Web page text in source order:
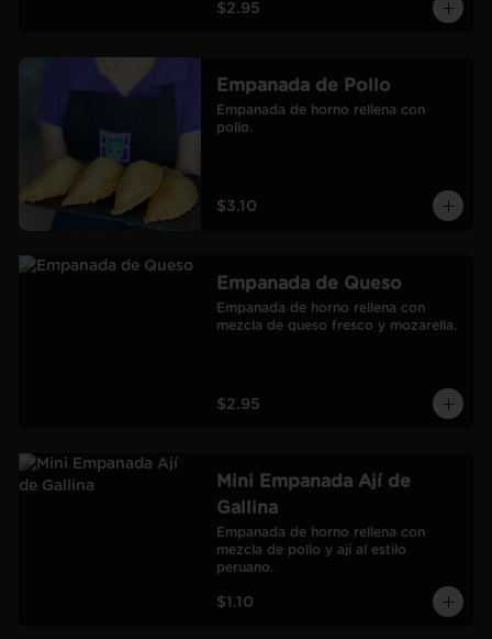
$2.95
Empanada de Pollo
Empanada de horno rellena con
pollo.
$3.10
Empanada de Queso
Empanada de horno rellena con
mezcla de queso fresco y mozarella.
$2.95
Mini Empanada Ají de
Gallina
Empanada de horno rellena con
mezcla de pollo y ají al estilo
peruano.
$1.10